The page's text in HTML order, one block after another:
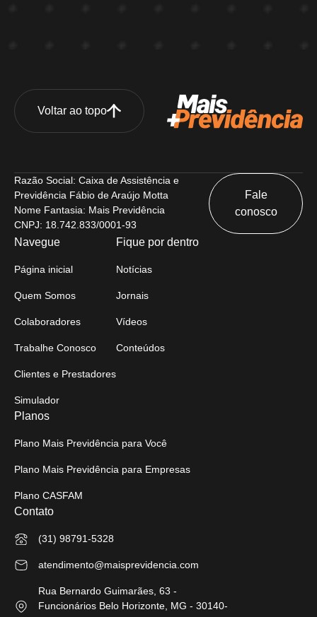
Voltar ao topo
Razão Social: Caixa de Assistência e
Previdência Fábio de Araújo Motta
Nome Fantasia: Mais Previdência
CNPJ: 18.742.833/0001-93
Fale
conosco
Navegue
Página inicial
Quem Somos
Colaboradores
Trabalhe Conosco
Clientes e Prestadores
Simulador
Fique por dentro
Notícias
Jornais
Vídeos
Conteúdos
Planos
Plano Mais Previdência para Você
Plano Mais Previdência para Empresas
Plano CASFAM
Contato
(31) 98791-5328
atendimento@maisprevidencia.com
Rua Bernardo Guimarães, 63 -
Funcionários Belo Horizonte, MG - 30140-